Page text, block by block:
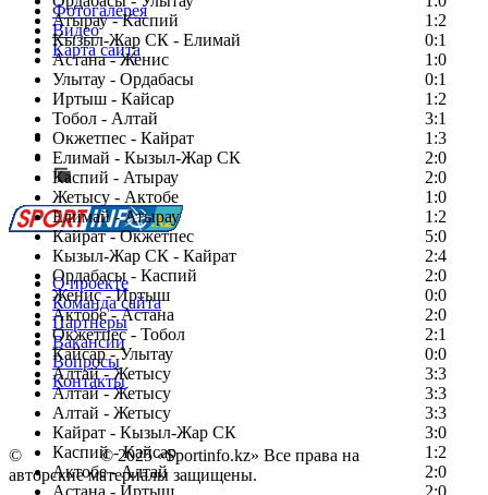
Атырау - Каспий
1:2
Кызыл-Жар СК - Елимай
0:1
Астана - Женис
1:0
Улытау - Ордабасы
0:1
Иртыш - Кайсар
1:2
Тобол - Алтай
3:1
Окжетпес - Кайрат
1:3
Елимай - Кызыл-Жар СК
2:0
Каспий - Атырау
2:0
Жетысу - Актобе
1:0
Елимай - Атырау
1:2
Кайрат - Окжетпес
5:0
Кызыл-Жар СК - Кайрат
2:4
Ордабасы - Каспий
2:0
Женис - Иртыш
0:0
Актобе - Астана
2:0
Окжетпес - Тобол
2:1
Кайсар - Улытау
0:0
Алтай - Жетысу
3:3
Алтай - Жетысу
3:3
Алтай - Жетысу
3:3
Кайрат - Кызыл-Жар СК
3:0
Каспий - Кайсар
1:2
Актобе - Алтай
2:0
Фотогалерея
Видео
Карта сайта
Есть идея?
Сообщить о мероприятии
Перейти на старый сайт
О проекте
Команда сайта
Партнеры
Вакансии
Вопросы
Контакты
© Copyright© 2025 «Sportinfo.kz» Все права на
авторские материалы защищены.